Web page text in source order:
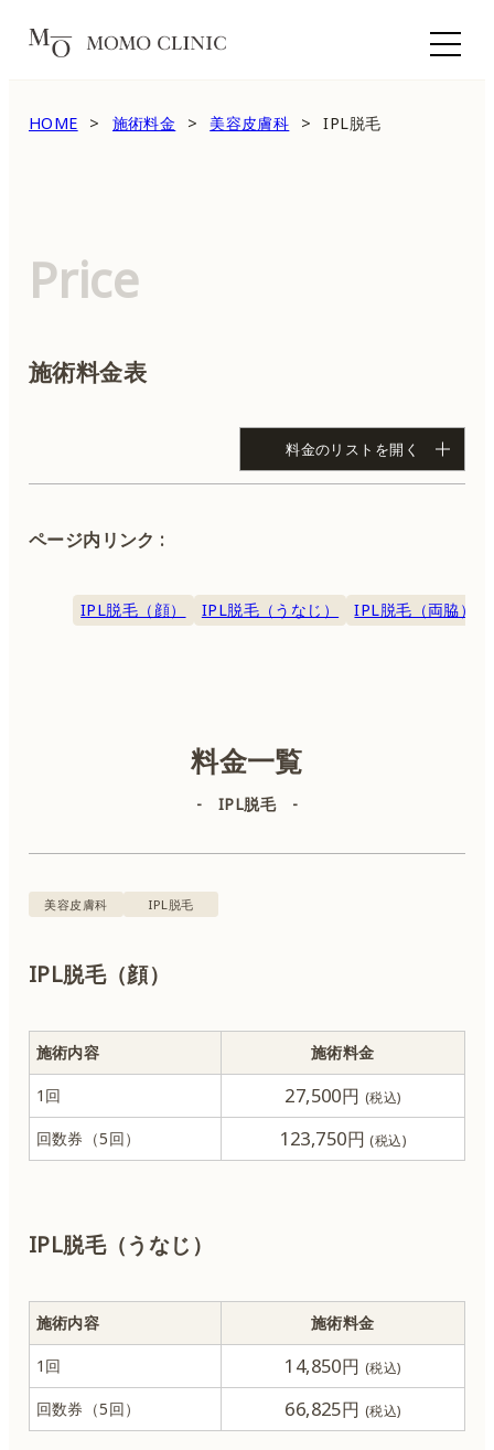
HOME 施術料金 美容皮膚科 IPL脱毛
Price
施術料金表
料金のリストを開く
料1,500円（税込）が必要です。※後遺症外来に関しては、
初診料5,500円（税込）、再診料3,300円（税込）をいただき
IPL（顔）
IPL（体）
肌育注射
CO2レーザー
ハイフ
ページ内リンク :
IPL脱毛（顔） IPL脱毛（うなじ） IPL脱毛（両脇）
料金一覧
- IPL脱毛 -
美容皮膚科 IPL脱毛
IPL脱毛（顔）
施術内容 施術料金
1回 27,500円
回数券（5回） 123,750円
IPL脱毛（うなじ）
施術内容 施術料金
1回 14,850円
回数券（5回） 66,825円